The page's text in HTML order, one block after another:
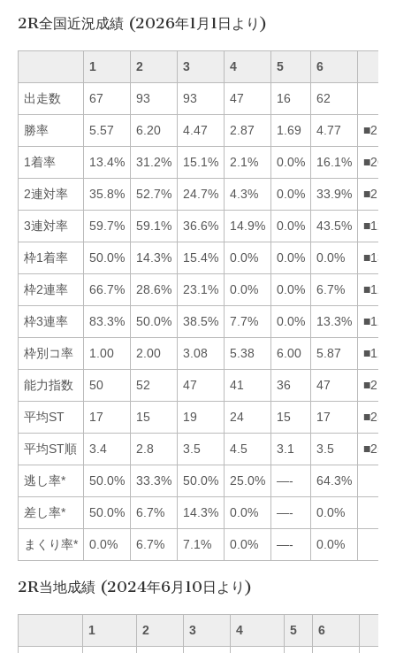
2R全国近況成績 (2026年1月1日より)
1 2 3 4 5 6
出走数 67 93 93 47 16 62
勝率 5.57 6.20 4.47 2.87 1.69 4.77
1着率 13.4% 31.2% 15.1% 2.1% 0.0% 16.1%
2連対率 35.8% 52.7% 24.7% 4.3% 0.0% 33.9%
3連対率 59.7% 59.1% 36.6% 14.9% 0.0% 43.5%
枠1着率 50.0% 14.3% 15.4% 0.0% 0.0% 0.0%
枠2連率 66.7% 28.6% 23.1% 0.0% 0.0% 6.7%
枠3連率 83.3% 50.0% 38.5% 7.7% 0.0% 13.3%
枠別コ率 1.00 2.00 3.08 5.38 6.00 5.87
能力指数 50 52 47 41 36 47
平均ST 17 15 19 24 15 17
平均ST順 3.4 2.8 3.5 4.5 3.1 3.5
逃し率* 50.0% 33.3% 50.0% 25.0% —- 64.3%
差し率* 50.0% 6.7% 14.3% 0.0% —- 0.0%
まくり率* 0.0% 6.7% 7.1% 0.0% —- 0.0%
2R当地成績 (2024年6月10日より)
1 2 3 4 5 6